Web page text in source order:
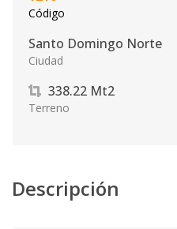
Código
Santo Domingo Norte
Ciudad
338.22 Mt2
Terreno
Descripción